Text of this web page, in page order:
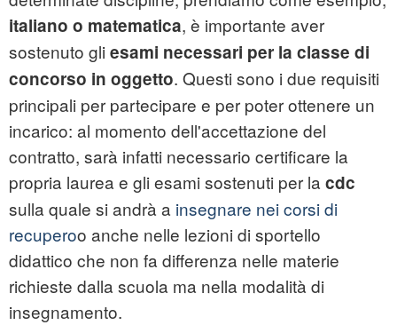
italiano o matematica, è importante aver
sostenuto gli esami necessari per la classe di
concorso in oggetto. Questi sono i due requisiti
principali per partecipare e per poter ottenere un
incarico: al momento dell'accettazione del
contratto, sarà infatti necessario certificare la
propria laurea e gli esami sostenuti per la cdc
sulla quale si andrà a insegnare nei corsi di
recuperoo anche nelle lezioni di sportello
didattico che non fa differenza nelle materie
richieste dalla scuola ma nella modalità di
insegnamento.